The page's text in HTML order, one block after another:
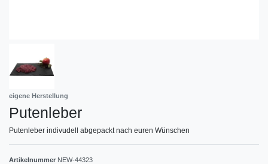
eigene Herstellung
Putenleber
Putenleber indivudell abgepackt nach euren Wünschen
Artikelnummer NEW-44323